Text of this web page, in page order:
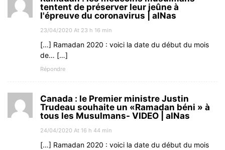
tentent de préserver leur jeûne à
l'épreuve du coronavirus | alNas
23/04/2020 At 23 h 16 min
[…] Ramadan 2020 : voici la date du début du mois
de… […]
Répondre
Canada : le Premier ministre Justin
Trudeau souhaite un «Ramadan béni » à
tous les Musulmans- VIDEO | alNas
24/04/2020 At 16 h 44 min
[…] Ramadan 2020 : voici la date du début du mois